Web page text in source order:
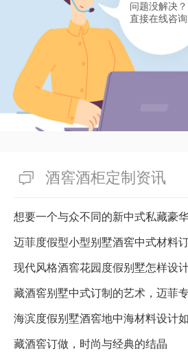
问题没解决？
直接在线咨询
酒窖酒柜定制资讯
想要一个与众不同的新中式私藏豪
迈菲度假型小型别墅酒窖中式材料
藏酒窖别墅中式订制的艺术，迈菲
海滨度假别墅酒窖地中海材料设计
藏酒窖订做，时尚与经典的结晶